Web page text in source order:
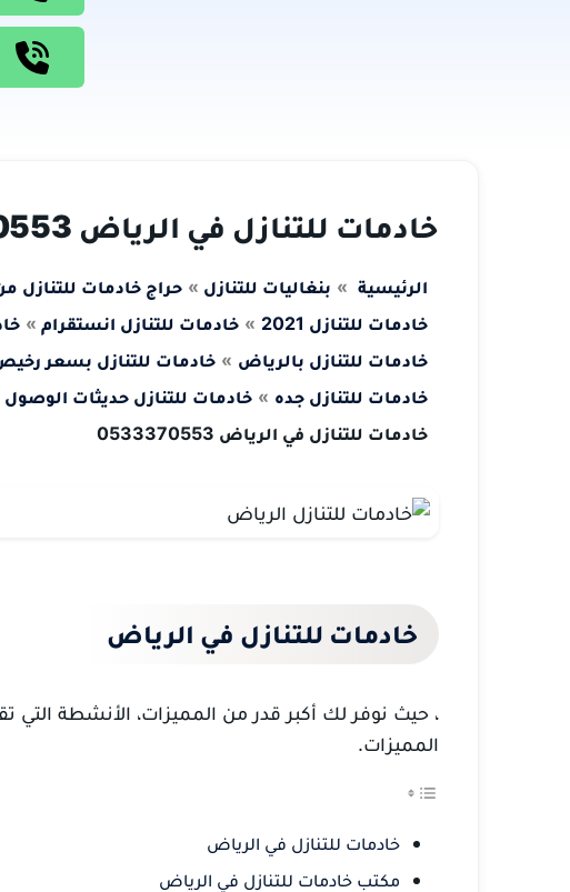
خادمات للتنازل في الرياض 0533370553
الرئيسية بنغاليات للتنازل حراج خادمات للتنازل
خادمات للتنازل 2021
خادمات للتنازل انستقرام
خادمات للتنازل بالرياض
خادمات للتنازل بسعر
خادمات للتنازل جده
خادمات للتنازل حديثات الوصول 2022
خادمات للتنازل في الرياض 0533370553
خادمات للتنازل في الرياض
، حيث نوفر لك أكبر قدر من المميزات، الأنشطة التي
المميزات.
خادمات للتنازل في الرياض
مكتب خادمات للتنازل في الرياض